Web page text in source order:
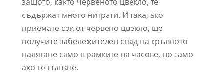
съдържат много нитрати. И така, ако
приемате сок от червено цвекло, ще
получите забележителен спад на кръвното
налягане само в рамките на часове, но само
ако го гълтате.